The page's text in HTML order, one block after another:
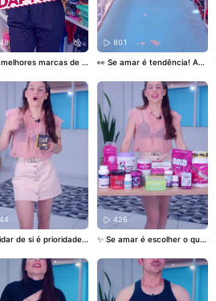
melhores marcas de s
preço de fábrica! 👀
antes que acabe — é
real, não é pegadinh
Link na bio e frete gráti
todo o Brasil* #suplem
#outletfitness #promo
#foryou
801
👀 Se amar é tendência! Apr
a e escolha seus queridinho
s 💖
#PromoOutubroRosa #B
emEstar
#CuideSe
os #foryou
de si é prioridade!
energia, equilíbr
estar todos os dia
www.mercadonutrilif
#MacaPeruana
426
✨ Se amar é escolher o que
omo Outubro Rosa com supl
ementos originais e descont
os imperdíveis! Cuidar de si
nunca foi tão fácil 💪 👉 Ace